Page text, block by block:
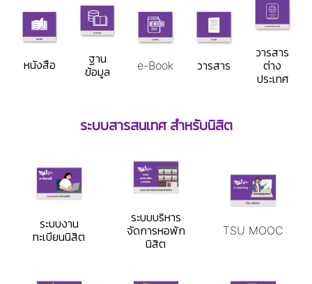
หนังสือ
ฐาน
ข้อมูล
e-Book วารสาร
วารสาร
ต่าง
ประเทศ
ระบบสารสนเทศ สำหรับนิสิต
ระบบงาน
ทะเบียนนิสิต
ระบบบริหาร
จัดการหอพัก
นิสิต
TSU MOOC